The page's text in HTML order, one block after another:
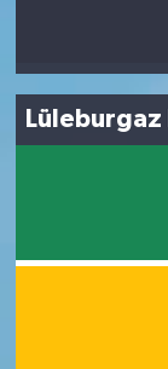
Lüleburgaz